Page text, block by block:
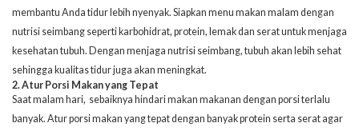
membantu Anda tidur lebih nyenyak. Siapkan menu makan malam dengan
nutrisi seimbang seperti karbohidrat, protein, lemak dan serat untuk menjaga
kesehatan tubuh. Dengan menjaga nutrisi seimbang, tubuh akan lebih sehat
sehingga kualitas tidur juga akan meningkat.
2. Atur Porsi Makan yang Tepat
Saat malam hari, sebaiknya hindari makan makanan dengan porsi terlalu
banyak. Atur porsi makan yang tepat dengan banyak protein serta serat agar